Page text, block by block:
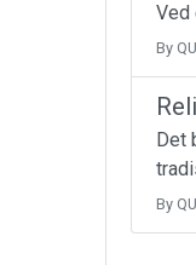
Ved
By
Det
By